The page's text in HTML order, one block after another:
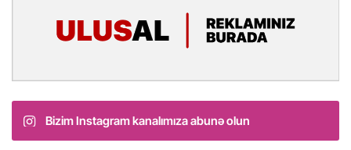
Bizim Instagram kanalımıza abunə olun